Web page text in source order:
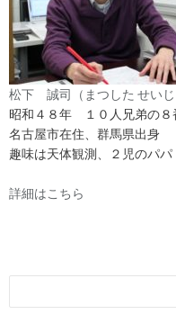
松下 誠司（まつした せいじ
昭和４８年 １０人兄弟の８
名古屋市在住、群馬県出身
趣味は天体観測、２児のパパ
詳細はこちら